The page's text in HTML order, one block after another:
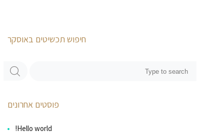
חיפוש תכשיטים באוסקר
פוסטים אחרונים
Hello world!